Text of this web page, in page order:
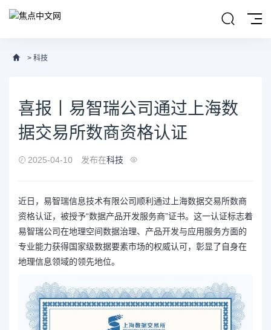
> 科技
喜报丨易智瑞公司通过上海数
据交易所数商资格认证
2025-04-10 发布在科技
近日，易智瑞信息技术有限公司顺利通过上海数据交易所数商
资格认证，被授予“数据产品开发服务商”证书。这一认证标志着
易智瑞公司在地理空间数据治理、产品开发与应用服务方面的
专业能力获得国家级数据要素市场的权威认可，彰显了自身在
地理信息领域的领先地位。